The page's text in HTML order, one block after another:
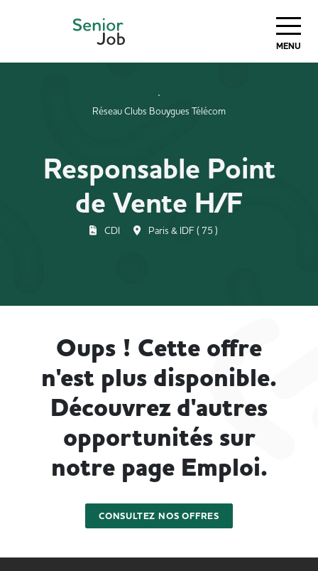
MENU
Réseau Clubs Bouygues Télécom
Responsable Point
de Vente H/F
CDI Paris & IDF ( 75 )
Oups ! Cette offre
n'est plus disponible.
Découvrez d'autres
opportunités sur
notre page Emploi.
CONSULTEZ NOS OFFRES